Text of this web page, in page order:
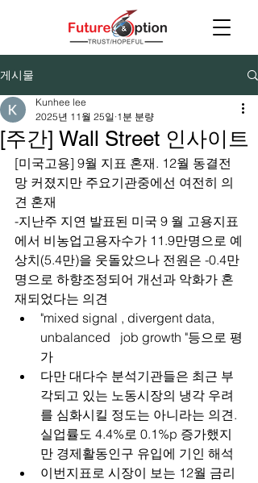
게시물
[주간] Wall Street 인사이트
Kunhee lee
2025년 11월 25일 1분 분량
[미국고용] 9월 지표 혼재. 12월 동결전
망 커졌지만 주요기관중에선 여전히 의
견 혼재
-지난주 지연 발표된 미국 9 월 고용지표
에서 비농업고용자수가 11.9만명으로 예
상치(5.4만)을 웃돌았으나 전원은 -0.4만
명으로 하향조정되어 개선과 악화가 혼
재되었다는 의견
"mixed signal , divergent data,
unbalanced   job growth "등으로 평
가
다만 대다수 분석기관들은 최근 부
각되고 있는 노동시장의 냉각 우려
를 심화시킬 정도는 아니라는 의견.
실업률도 4.4%로 0.1%p 증가했지
만 경제활동인구 유입에 기인 해석
이번지표로 시장이 보는 12월 금리